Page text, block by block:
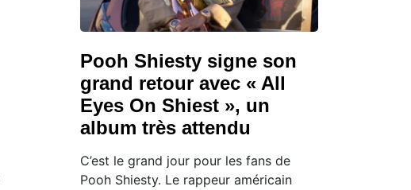
Pooh Shiesty signe son
grand retour avec « All
Eyes On Shiest », un
album très attendu
C’est le grand jour pour les fans de
Pooh Shiesty. Le rappeur américain